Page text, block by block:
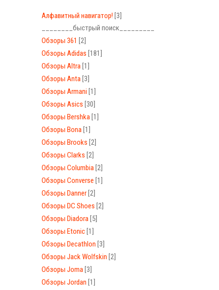
Алфавитный навигатор! [3]
________быстрый поиск_________
Обзоры 361 [2]
Обзоры Adidas [181]
Обзоры Altra [1]
Обзоры Anta [3]
Обзоры Armani [1]
Обзоры Asics [30]
Обзоры Bershka [1]
Обзоры Bona [1]
Обзоры Brooks [2]
Обзоры Clarks [2]
Обзоры Columbia [2]
Обзоры Converse [1]
Обзоры Danner [2]
Обзоры DC Shoes [2]
Обзоры Diadora [5]
Обзоры Etonic [1]
Обзоры Decathlon [3]
Обзоры Jack Wolfskin [2]
Обзоры Joma [3]
Обзоры Jordan [1]